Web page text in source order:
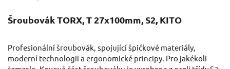
Šroubovák TORX, T 27x100mm, S2, KITO
Profesionální šroubovák, spojující špičkové materiály,
moderní technologii a ergonomické principy. Pro jakékoli